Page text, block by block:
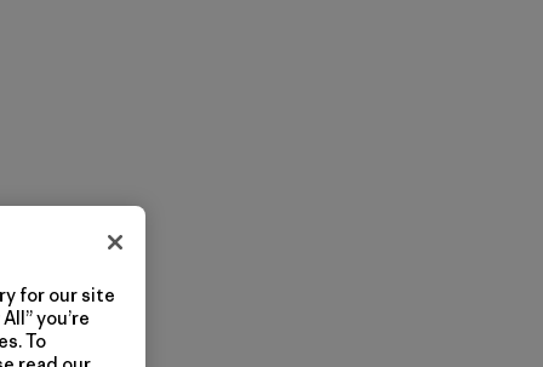
for our site
you’re
To